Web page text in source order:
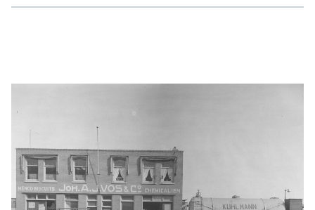
e
s
b
e
n